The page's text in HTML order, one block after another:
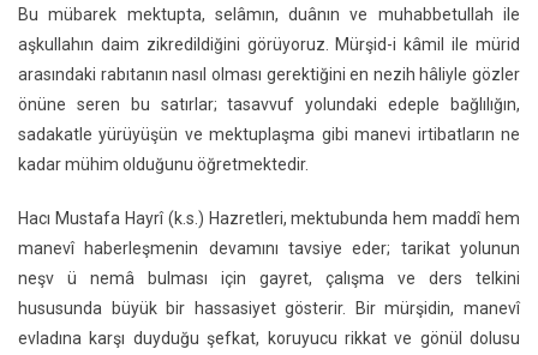
Bu mübarek mektupta, selâmın, duânın ve muhabbetullah ile
aşkullahın daim zikredildiğini görüyoruz. Mürşid-i kâmil ile mürid
arasındaki rabıtanın nasıl olması gerektiğini en nezih hâliyle gözler
önüne seren bu satırlar; tasavvuf yolundaki edeple bağlılığın,
sadakatle yürüyüşün ve mektuplaşma gibi manevi irtibatların ne
kadar mühim olduğunu öğretmektedir.
Hacı Mustafa Hayrî (k.s.) Hazretleri, mektubunda hem maddî hem
manevî haberleşmenin devamını tavsiye eder; tarikat yolunun
neşv ü nemâ bulması için gayret, çalışma ve ders telkini
hususunda büyük bir hassasiyet gösterir. Bir mürşidin, manevî
evladına karşı duyduğu şefkat, koruyucu rikkat ve gönül dolusu